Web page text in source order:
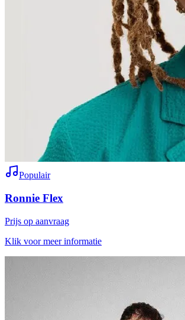
Populair
Ronnie Flex
Prijs op aanvraag
Klik voor meer informatie